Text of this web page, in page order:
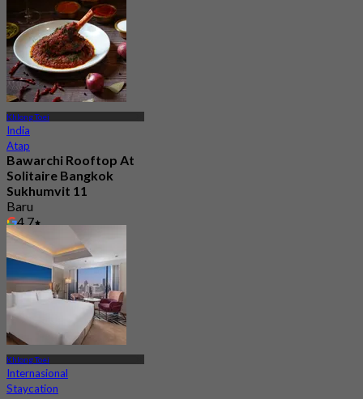
Khlong Toei
India
Atap
Bawarchi Rooftop At
Solitaire Bangkok
Sukhumvit 11
Baru
4.7
Dari฿ 945
Khlong Toei
Internasional
Staycation